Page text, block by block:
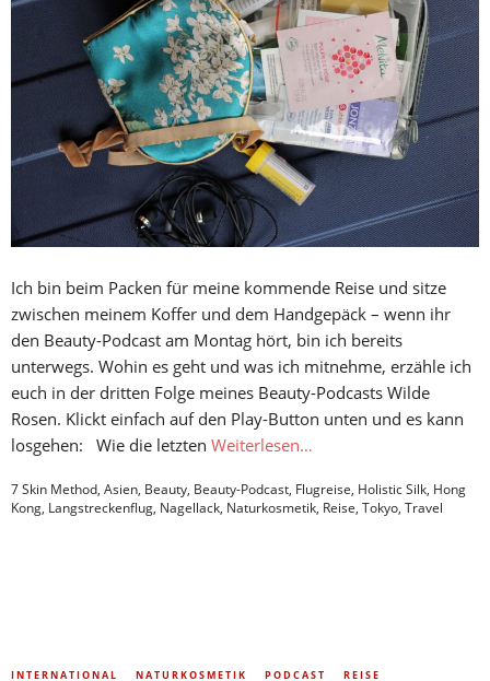
Ich bin beim Packen für meine kommende Reise und sitze
zwischen meinem Koffer und dem Handgepäck – wenn ihr
den Beauty-Podcast am Montag hört, bin ich bereits
unterwegs. Wohin es geht und was ich mitnehme, erzähle ich
euch in der dritten Folge meines Beauty-Podcasts Wilde
Rosen. Klickt einfach auf den Play-Button unten und es kann
losgehen: Wie die letzten Weiterlesen…
7 Skin Method, Asien, Beauty, Beauty-Podcast, Flugreise, Holistic Silk, Hong
Kong, Langstreckenflug, Nagellack, Naturkosmetik, Reise, Tokyo, Travel
INTERNATIONAL NATURKOSMETIK PODCAST REISE